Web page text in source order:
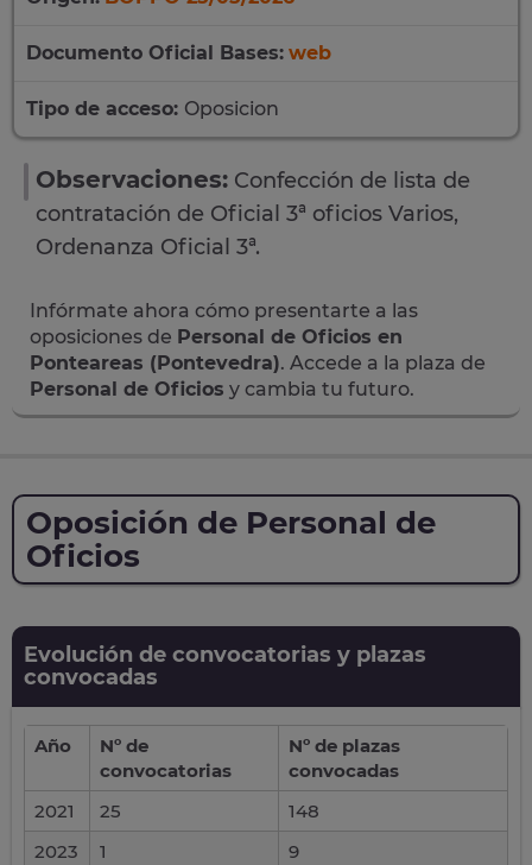
Documento Oficial Bases: web
Tipo de acceso: Oposicion
Observaciones: Confección de lista de
contratación de Oficial 3ª oficios Varios,
Ordenanza Oficial 3ª.
Infórmate ahora cómo presentarte a las
oposiciones de Personal de Oficios en
Ponteareas (Pontevedra). Accede a la plaza de
Personal de Oficios y cambia tu futuro.
Oposición de Personal de
Oficios
Evolución de convocatorias y plazas
convocadas
Año
Nº de
convocatorias
Nº de plazas
convocadas
2021
25
148
2023
1
9